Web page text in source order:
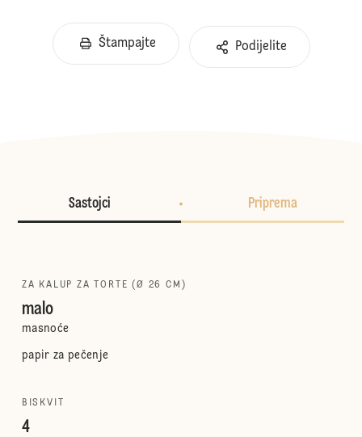
Štampajte Podijelite
Sastojci Priprema
ZA KALUP ZA TORTE (Ø 26 CM)
malo
masnoće
papir za pečenje
BISKVIT
4